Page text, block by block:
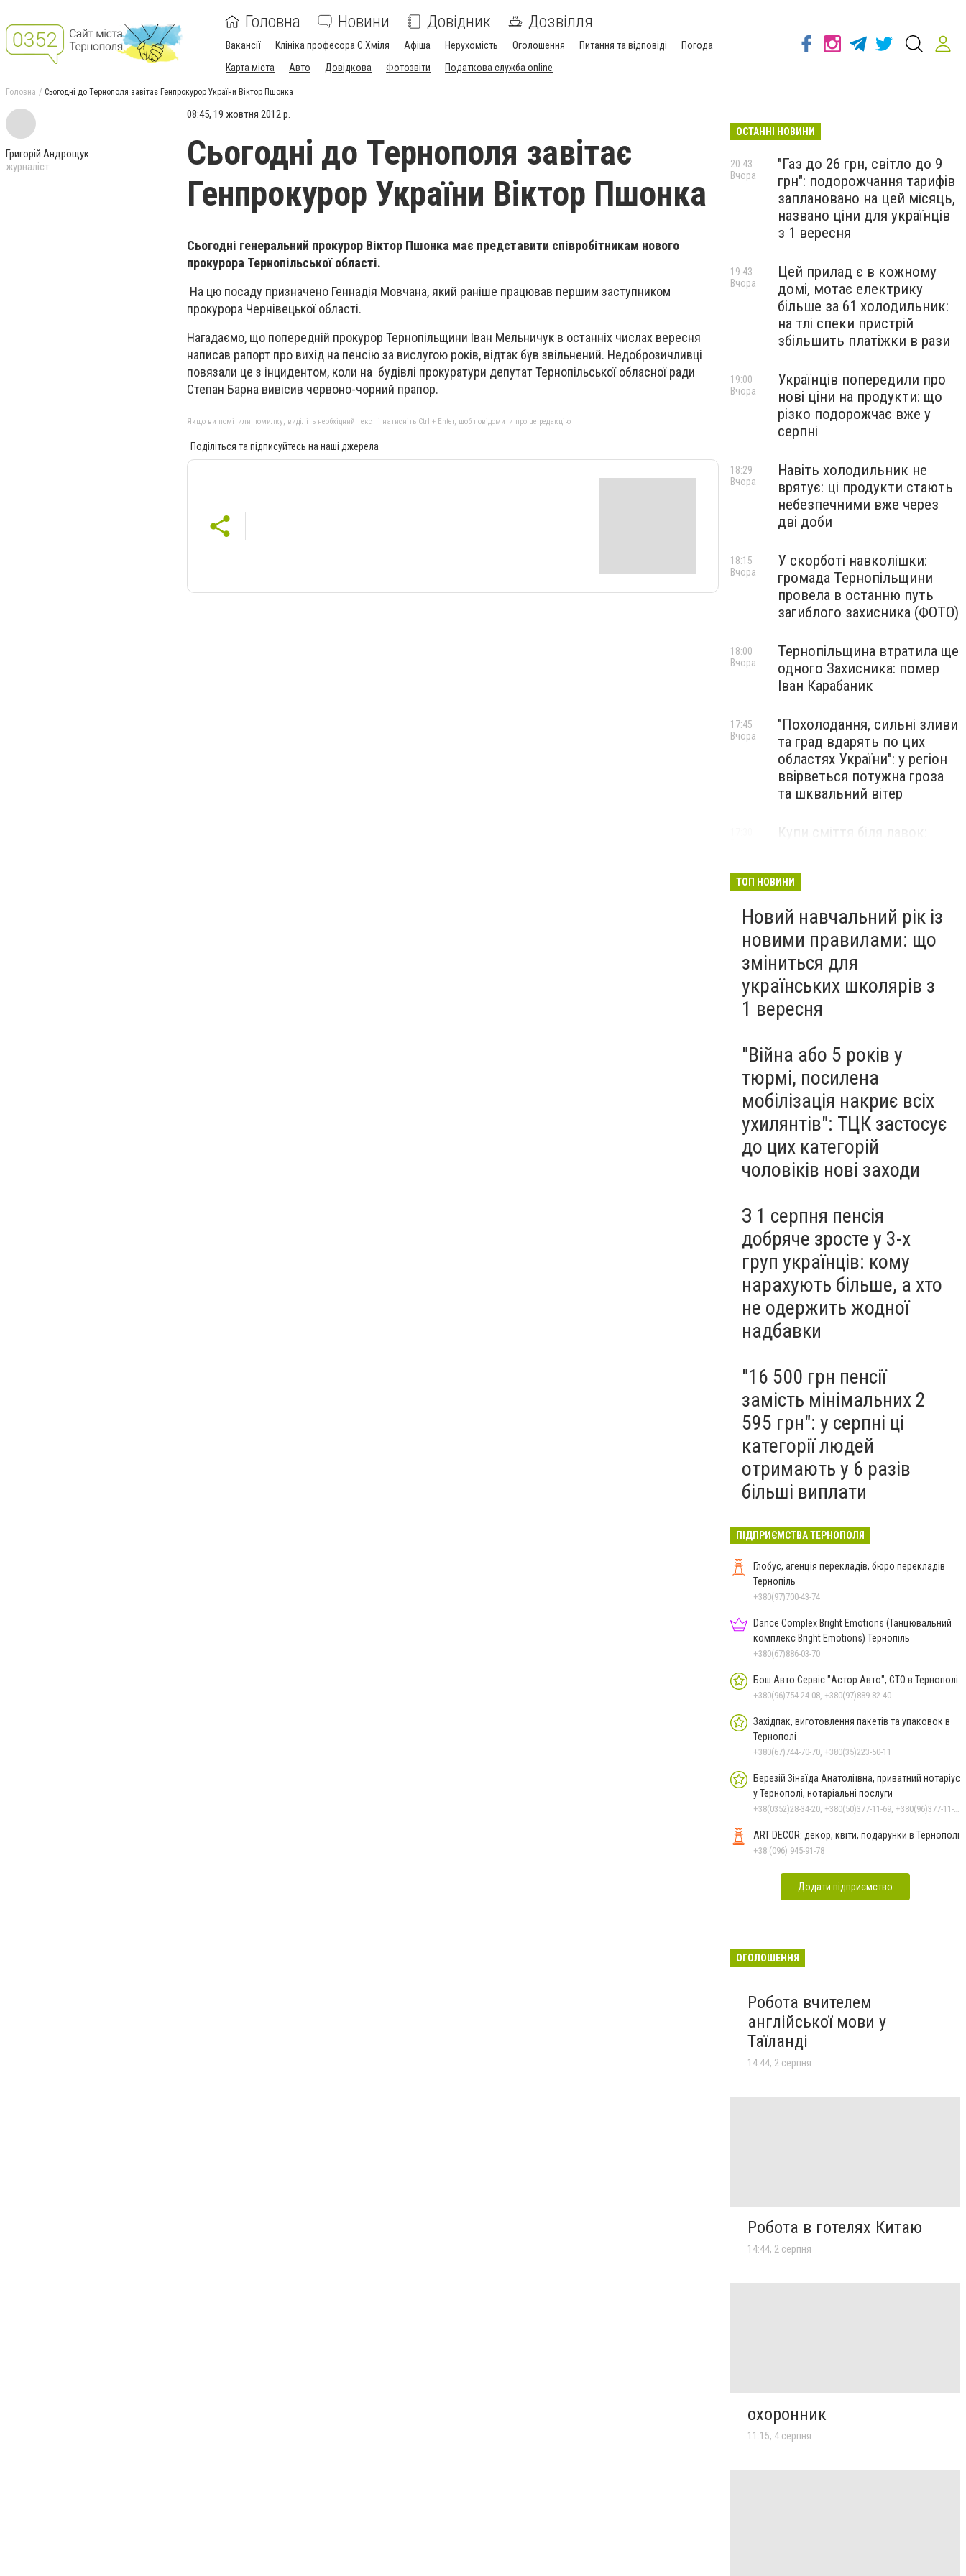
Головна Новини Довідник Дозвілля
Вакансії Клініка професора С.Хміля Афіша Нерухомість Оголошення Питання та відповіді
Погода
Карта міста
Авто Довідкова Фотозвіти Податкова служба online
Головна Сьогодні до Тернополя завітає Генпрокурор України Віктор Пшонка
Григорій Андрощук
журналіст
08:45, 19 жовтня 2012 р.
Сьогодні до Тернополя завітає
Генпрокурор України Віктор Пшонка
Сьогодні генеральний прокурор Віктор Пшонка має представити співробітникам нового
прокурора Тернопільської області.
На цю посаду призначено Геннадія Мовчана, який раніше працював першим заступником
прокурора Чернівецької області.
Нагадаємо, що попередній прокурор Тернопільщини Іван Мельничук в останніх числах вересня
написав рапорт про вихід на пенсію за вислугою років, відтак був звільнений. Недоброзичливці
повязали це з інцидентом, коли на будівлі прокуратури депутат Тернопільської обласної ради
Степан Барна вивісив червоно-чорний прапор.
Якщо ви помітили помилку, виділіть необхідний текст і натисніть Ctrl + Enter, щоб повідомити про це редакцію
Поділіться та підписуйтесь на наші джерела
ОСТАННІ НОВИНИ
"Газ до 26 грн, світло до 9
грн": подорожчання тарифів
заплановано на цей місяць,
названо ціни для українців
з 1 вересня
20:43
Вчора
Цей прилад є в кожному
домі, мотає електрику
більше за 61 холодильник:
на тлі спеки пристрій
збільшить платіжки в рази
19:43
Вчора
Українців попередили про
нові ціни на продукти: що
різко подорожчає вже у
серпні
19:00
Вчора
Навіть холодильник не
врятує: ці продукти стають
небезпечними вже через
дві доби
18:29
Вчора
У скорботі навколішки:
громада Тернопільщини
провела в останню путь
загиблого захисника (ФОТО)
18:15
Вчора
Тернопільщина втратила ще
одного Захисника: помер
Іван Карабаник
18:00
Вчора
"Похолодання, сильні зливи
та град вдарять по цих
областях України": у регіон
ввірветься потужна гроза
та шквальний вітер
17:45
Вчора
Купи сміття біля лавок:
побаченого у парку (ВІДЕО)
ТОП НОВИНИ
Новий навчальний рік із
новими правилами: що
зміниться для
українських школярів з
1 вересня
"Війна або 5 років у
тюрмі, посилена
мобілізація накриє всіх
ухилянтів": ТЦК застосує
до цих категорій
чоловіків нові заходи
З 1 серпня пенсія
добряче зросте у 3-х
груп українців: кому
нарахують більше, а хто
не одержить жодної
надбавки
"16 500 грн пенсії
замість мінімальних 2
595 грн": у серпні ці
категорії людей
отримають у 6 разів
більші виплати
ПІДПРИЄМСТВА ТЕРНОПОЛЯ
Глобус, агенція перекладів, бюро перекладів
Тернопіль
+380(97)700-43-74
Dance Complex Bright Emotions (Танцювальний
комплекс Bright Emotions) Тернопіль
+380(67)886-03-70
Бош Авто Сервіс "Астор Авто", СТО в Тернополі
+380(96)754-24-08, +380(97)889-82-40
Західпак, виготовлення пакетів та упаковок в
Тернополі
+380(67)744-70-70, +380(35)223-50-11
Березій Зінаїда Анатоліївна, приватний нотаріус
у Тернополі, нотаріальні послуги
+38(0352)28-34-20, +380(50)377-11-69, +380(96)377-11-69
ART DECOR: декор, квіти, подарунки в Тернополі
+38 (096) 945-91-78
Додати підприємство
ОГОЛОШЕННЯ
Робота вчителем
англійської мови у
Таїланді
14:44, 2 серпня
Робота в готелях Китаю
14:44, 2 серпня
охоронник
11:15, 4 серпня